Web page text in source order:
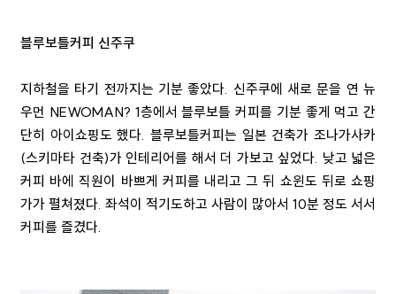
​블루보틀커피 신주쿠
지하철을 타기 전까지는 기분 좋았다. 신주쿠에 새로 문을 연 뉴
우먼 NEWOMAN? 1층에서 블루보틀 커피를 기분 좋게 먹고 간
단히 아이쇼핑도 했다. 블루보틀커피는 일본 건축가 조나가사카
(스키마타 건축)가 인테리어를 해서 더 가보고 싶었다. 낮고 넓은
커피 바에 직원이 바쁘게 커피를 내리고 그 뒤 쇼윈도 뒤로 쇼핑
가가 펼쳐졌다. 좌석이 적기도하고 사람이 많아서 10분 정도 서서
커피를 즐겼다.